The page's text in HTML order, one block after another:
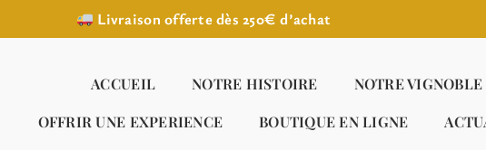
Livraison offerte dès 250€ d’achat
ACCUEIL NOTRE HISTOIRE NOTRE VIGNOBLE
OFFRIR UNE EXPERIENCE
BOUTIQUE EN LIGNE